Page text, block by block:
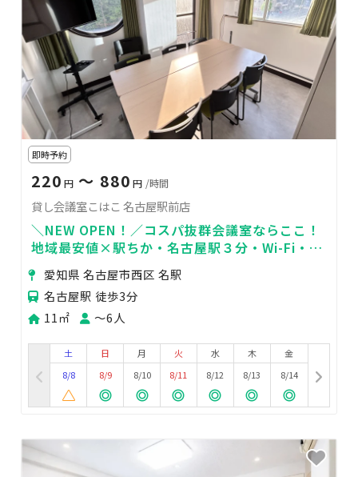
即時予約
220 円 〜 880 円 /時間
貸し会議室こはこ 名古屋駅前店
＼NEW OPEN！／コスパ抜群会議室ならここ！
地域最安値×駅ちか・名古屋駅３分・Wi-Fi・飲
食可・会議・テレワーク・オフ会
愛知県 名古屋市西区 名駅
名古屋駅 徒歩3分
11㎡
〜6人
土
8/8
日
8/9
月
8/10
火
8/11
水
8/12
木
8/13
金
8/14